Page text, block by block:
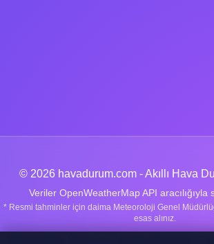
© 2026 havadurum.com - Akıllı Hava
Veriler OpenWeatherMap API aracılığıyla
* Resmi tahminler için daima Meteoroloji Genel
esas alınız.